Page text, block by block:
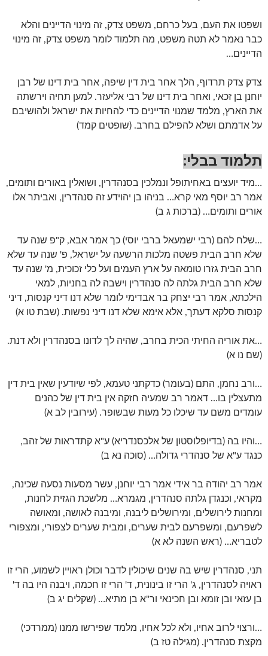
ושפטו את העם, בעל כרחם, משפט צדק, זה מינוי הדיינים והלא
כבר נאמר לא תטה משפט, מה תלמוד לומר משפט צדק, זה מינוי
הדיינים…
צדק צדק תרדוף, הלך אחר בית דין שיפה, אחר בית דינו של רבן
יוחנן בן זכאי, ואחר בית דינו של רבי אליעזר. למען תחיה וירשתה
את הארץ, מלמד שמנוי הדיינים כדי להחיות את ישראל ולהושיבם
על אדמתם ושלא להפילם בחרב. (שופטים קמד)
תלמוד בבלי:
…מיד יועצים באחיתופל ונמלכין בסנהדרין, ושואלין באורים ותומים,
אמר רב יוסף מאי קרא… בניהו בן יהוידע זה סנהדרין, ואביתר אלו
אורים ותומים… (ברכות ג ב)
…שלח להם (רבי ישמעאל ברבי יוסי) כך אמר אבא, ק"פ שנה עד
שלא חרב הבית פשטה מלכות הרשעה על ישראל, פ' שנה עד שלא
חרב הבית גזרו טומאה על ארץ העמים ועל כלי זכוכית, מ' שנה עד
שלא חרב הבית גלתה לה סנהדרין וישבה לה בחניות, למאי
הילכתא, אמר רבי יצחק בר אבדימי לומר שלא דנו דיני קנסות, דיני
קנסות סלקא דעתך, אלא אימא שלא דנו דיני נפשות. (שבת טו א)
…את אוריה החיתי הכית בחרב, שהיה לך לדונו בסנהדרין ולא דנת.
(שם נו א)
…ורב נחמן, התם (בעומר) כדקתני טעמא, לפי שיודעין שאין בית דין
מתעצלין בו… דאמר רב שמעיה חזקה אין בית דין של כהנים
עומדים משם עד שיכלו כל מעות שבשופר. (עירובין לב א)
…והיו בה (בדיופלוסטון של אלכסנדריא) ע"א קתדראות של זהב,
כנגד ע"א של סנהדרי גדולה… (סוכה נא ב)
אמר רב יהודה בר אידי אמר רבי יוחנן, עשר מסעות נסעה שכינה,
מקראי, וכנגדן גלתה סנהדרין, מגמרא… מלשכת הגזית לחנות,
ומחנות לירושלים, ומירושלים ליבנה, ומיבנה לאושה, ומאושה
לשפרעם, ומשפרעם לבית שערים, ומבית שערים לצפורי, ומצפורי
לטבריא… (ראש השנה לא א)
תני, סנהדרין שיש בה שנים שיכולין לדבר וכולן ראויין לשמוע, הרי זו
ראויה לסנהדרין, ג' הרי זו בינונית, ד' הרי זו חכמה, ויבנה היו בה ד'
בן עזאי ובן זומא ובן חכינאי ור"א בן מתיא… (שקלים יג ב)
…ורצוי לרוב אחיו, ולא לכל אחיו, מלמד שפירשו ממנו (ממרדכי)
מקצת סנהדרין. (מגילה טז ב)